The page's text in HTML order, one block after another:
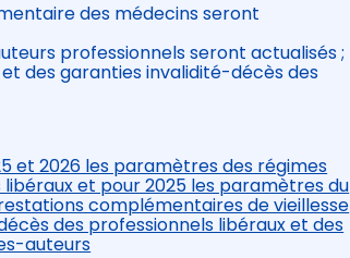
des médecins seront
professionnels seront actualisés ;
des garanties invalidité-décès des
et 2026 les paramètres des régimes
et pour 2025 les paramètres du
complémentaires de vieillesse
des professionnels libéraux et des
auteurs